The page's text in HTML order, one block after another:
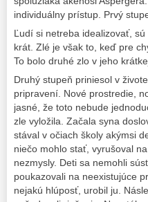
individuálny prístup. Prvý
Ľudí si netreba idealizovať,
krát. Zlé je však to, keď pre
To bolo druhé zlo v jeho
Druhý stupeň priniesol v
pripravení. Nové prostredie,
jasné, že toto nebude
zle vyložila. Začala syna
stával v očiach školy akýmsi
niečo mohlo stať, vyrušoval
nezmysly. Deti sa nemohli
poukazovali na neexistujúce
nejakú hlúposť, urobil ju.